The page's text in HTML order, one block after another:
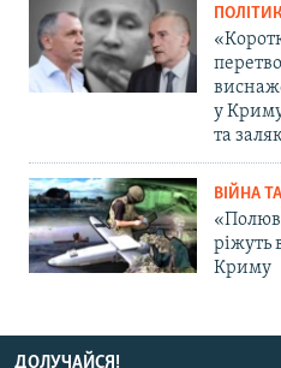
у
та
ВІЙНА
ріжуть
Криму
ДОЛУЧАЙСЯ!